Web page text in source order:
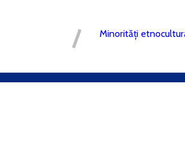
Minorități